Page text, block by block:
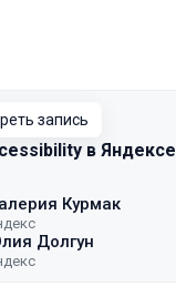
запись
в Яндексе
Курмак
Долгун